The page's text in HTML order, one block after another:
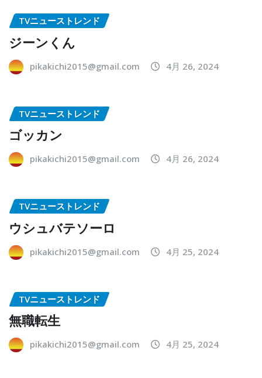
TVニューストレンド
ジーンくん
pikakichi2015@gmail.com 4月 26, 2024
TVニューストレンド
ゴッカン
pikakichi2015@gmail.com 4月 26, 2024
TVニューストレンド
ウシュバテソーロ
pikakichi2015@gmail.com 4月 25, 2024
TVニューストレンド
無職転生
pikakichi2015@gmail.com 4月 25, 2024